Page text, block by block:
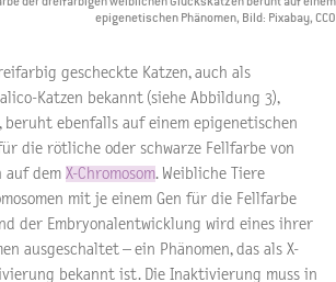
epigenetischen Phänomen, Bild: Pixabay, CCO
gescheckte Katzen, auch als
Katzen bekannt (siehe Abbildung 3),
beruht ebenfalls auf einem epigenetischen
die rötliche oder schwarze Fellfarbe von
auf dem X-Chromosom. Weibliche Tiere
mit je einem Gen für die Fellfarbe
der Embryonalentwicklung wird eines ihrer
ausgeschaltet – ein Phänomen, das als X-
bekannt ist. Die Inaktivierung muss in